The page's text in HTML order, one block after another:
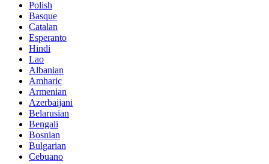
Polish
Basque
Catalan
Esperanto
Hindi
Lao
Albanian
Amharic
Armenian
Azerbaijani
Belarusian
Bengali
Bosnian
Bulgarian
Cebuano